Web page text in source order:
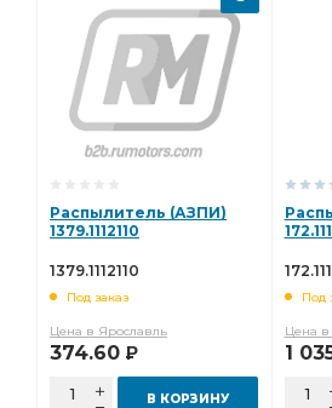
Распылитель (АЗПИ)
1379.1112110
1379.1112110
Под заказ
Цена в Ярославль
374.60 Р
В КОРЗИНУ
Под
Цена в
1